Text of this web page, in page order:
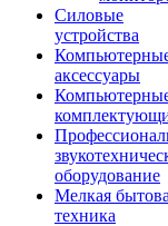
Силовые
устройства
аксессуары
оборудование
Мелкая
техника